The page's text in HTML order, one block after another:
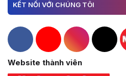
KẾT NỐI VỚI CHÚNG TÔI
Hacom Facebook
Hacom YouTube
Hacom
Website thành viên